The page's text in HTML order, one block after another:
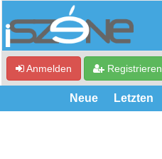
Anmelden Registrieren
Neue Letzten